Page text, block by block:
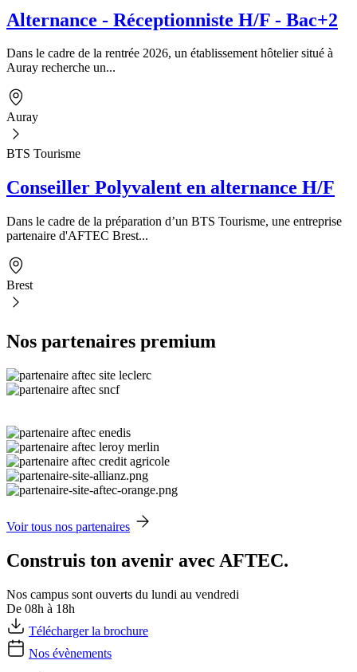
Alternance - Réceptionniste H/F - Bac+2
Dans le cadre de la rentrée 2026, un établissement hôtelier situé à
Auray recherche un...
Auray
BTS Tourisme
Conseiller Polyvalent en alternance H/F
Dans le cadre de la préparation d’un BTS Tourisme, une entreprise
partenaire d'AFTEC Brest...
Brest
Nos partenaires premium
Voir tous nos partenaires
Construis ton avenir avec AFTEC.
Nos campus sont ouverts du lundi au vendredi
De 08h à 18h
Télécharger la brochure
Nos évènements